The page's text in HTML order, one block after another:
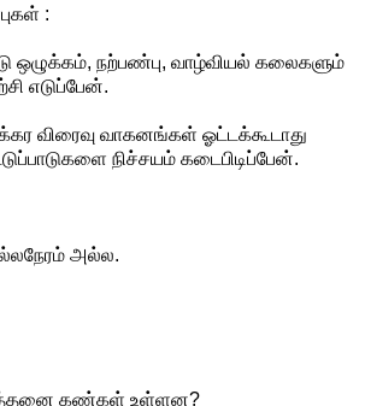
:
ஒழுக்கம், நற்பண்பு, வாழ்வியல் கலைகளும்
எடுப்பேன்.
விரைவு வாகனங்கள் ஓட்டக்கூடாது
நிச்சயம் கடைபிடிப்பேன்.
அல்ல.
கண்கள் உள்ளன?